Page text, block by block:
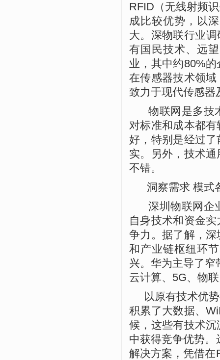
RFID （无线射频
成比较优势，以
大。 深物联行业
有国民技术、远
业，其中约80%的
在传感器技术领
致力于现代传感器
物联网是多技术
对标准和成本都
好，特别是经过
实。另外，技术
不错。
洞察需求 模式
深圳物联网企业
自身技术和资金
争力。据了解，
和产业链枢纽环
兴。华为主导了窄
云计算、 5G、物
以原有技术优势
积累了大数据、
候，这些有技术
中获得竞争优势
解决方案，凭借在